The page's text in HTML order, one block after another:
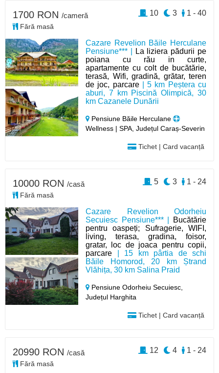
Cazare Revelion Băile Herculane
Pensiune*** |
La liziera pădurii pe
poiana cu rău in curte,
apartamente cu colt de bucătărie,
terasă, Wifi, gradină, grătar, teren
de joc, parcare| 5 km Peștera cu
aburi, 7 km Piscină Olimpică, 30
km Cazanele Dunării
Pensiune Băile Herculane
Wellness | SPA, Județul Caraș-Severin
Tichet | Card vacanță
1700 RON /cameră
Fără masă
1 - 40
3
10
Cazare Revelion Odorheiu
Secuiesc Pensiune*** |
Bucătărie
pentru oaspeți; Sufragerie, WIFI,
living, terasa, gradina, foisor,
gratar, loc de joaca pentru copii,
parcare | 15 km pârtia de schi
Băile Homorod, 20 km Ștrand
Vlăhița, 30 km Salina Praid
Pensiune Odorheiu Secuiesc,
Județul Harghita
Tichet | Card vacanță
10000 RON /casă
Fără masă
1 - 24
3
5
20990 RON /casă
Fără masă
1 - 24
4
12